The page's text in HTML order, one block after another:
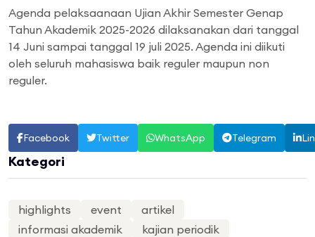
Agenda pelaksaanaan Ujian Akhir Semester Genap
Tahun Akademik 2025-2026 dilaksanakan dari tanggal
14 Juni sampai tanggal 19 juli 2025. Agenda ini diikuti
oleh seluruh mahasiswa baik reguler maupun non
reguler.
Facebook Twitter WhatsApp Telegram
Kategori
highlights event
artikel
informasi akademik
kajian periodik